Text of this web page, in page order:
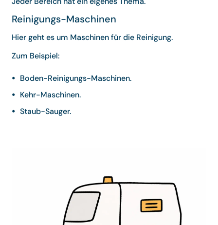
Reinigungs-Maschinen
Hier geht es um Maschinen für die Reinigung.
Zum Beispiel:
Boden-Reinigungs-Maschinen.
Kehr-Maschinen.
Staub-Sauger.